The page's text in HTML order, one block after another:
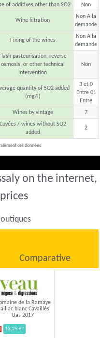
of additives other than SO2 Non
Wine filtration
Non A la
demande
Fining of the wines
Non A la
demande
pasteurisation, reverse
osmosis, or other technical
intervention
Non
quantity of SO2 added
(mg/l)
3 et 0
Entre 01
Entre
Wines by vintage 7
Cuvées / wines without SO2
added
2
ces données
on the internet,
Comparative
de la Ramaye
blanc Cavaillès
Bas 2017
13,25 €*